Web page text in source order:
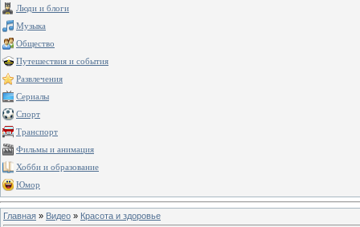
Люди и блоги
Музыка
Общество
Путешествия и события
Развлечения
Сериалы
Спорт
Транспорт
Фильмы и анимация
Хобби и образование
Юмор
Главная » Видео » Красота и здоровье